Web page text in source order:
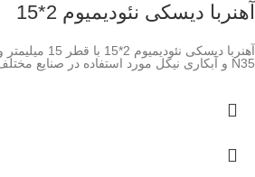
آهنربا دیسکی نئودیمیوم 2*15
N35 و آبکاری نیکل مورد استفاده در صنایع مختلف و با قدرتی فوق العاده